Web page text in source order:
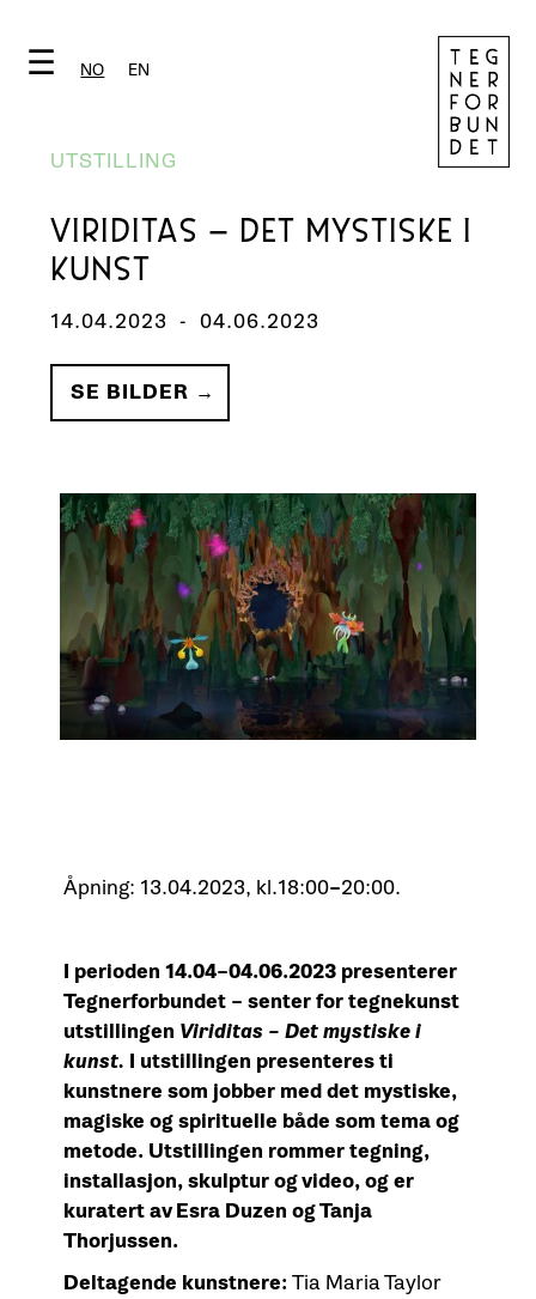
☰ NO EN
UTSTILLING
VIRIDITAS – DET MYSTISKE I
KUNST
14.04.2023 - 04.06.2023
SE BILDER →
Åpning: 13.04.2023, kl.18:00–20:00.
I perioden 14.04–04.06.2023 presenterer
Tegnerforbundet – senter for tegnekunst
utstillingen Viriditas – Det mystiske i
kunst. I utstillingen presenteres ti
kunstnere som jobber med det mystiske,
magiske og spirituelle både som tema og
metode. Utstillingen rommer tegning,
installasjon, skulptur og video, og er
kuratert av Esra Duzen og Tanja
Thorjussen.
Deltagende kunstnere:Tia Maria Taylor